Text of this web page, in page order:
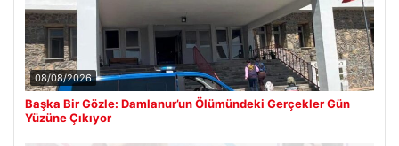
08/08/2026
Başka Bir Gözle: Damlanur’un Ölümündeki Gerçekler Gün
Yüzüne Çıkıyor